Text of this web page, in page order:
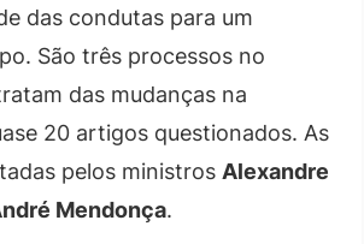
das condutas para um
São três processos no
das mudanças na
20 artigos questionados. As
pelos ministros Alexandre
Mendonça.